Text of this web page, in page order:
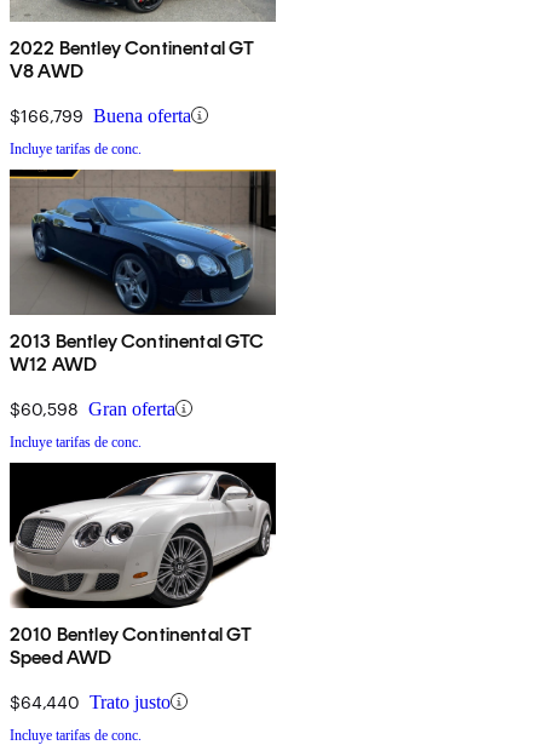
2022 Bentley Continental GT
V8 AWD
$166,799 Buena oferta
Incluye tarifas de conc.
2013 Bentley Continental GTC
W12 AWD
$60,598 Gran oferta
Incluye tarifas de conc.
2010 Bentley Continental GT
Speed AWD
$64,440 Trato justo
Incluye tarifas de conc.